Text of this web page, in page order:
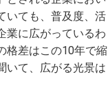
いても、普及度、活
業に広がっているわ
格差はこの10年で縮
いて、広がる光景は